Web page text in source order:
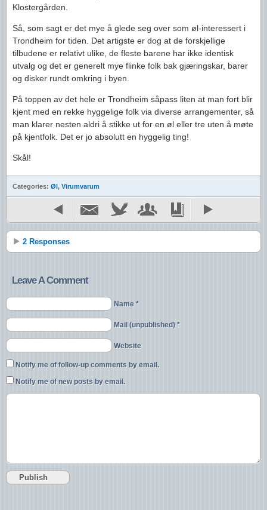
Klostergården.
Så, som sagt er det mye å glede seg over som øl-interessert i
Trondheim for tiden. Det artigste er dog at de forskjellige
tilbudene er relativt ulike, de fleste barene har ikke identisk
utvalg og det er generelt mye flinke folk bak gjæringskar, barer
og disker rundt omkring i byen.
På toppen av det hele er Trondheim såpass liten at man fort blir
kjent med en rekke hyggelige folk via diverse arrangementer, så
man klarer nesten aldri å stikke ut for en øl eller tre uten å møte
på kjentfolk. Det er jo absolutt en hyggelig ting!
Skål!
Categories: Øl, Virumvarum
2 Responses
Leave A Comment
Name *
Mail (unpublished) *
Website
Notify me of follow-up comments by email.
Notify me of new posts by email.